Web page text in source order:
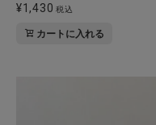
¥1,430 税込
カートに入れる